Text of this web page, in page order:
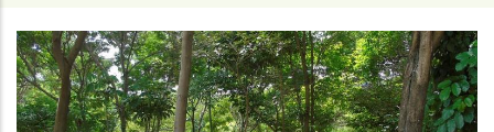
de
navegação